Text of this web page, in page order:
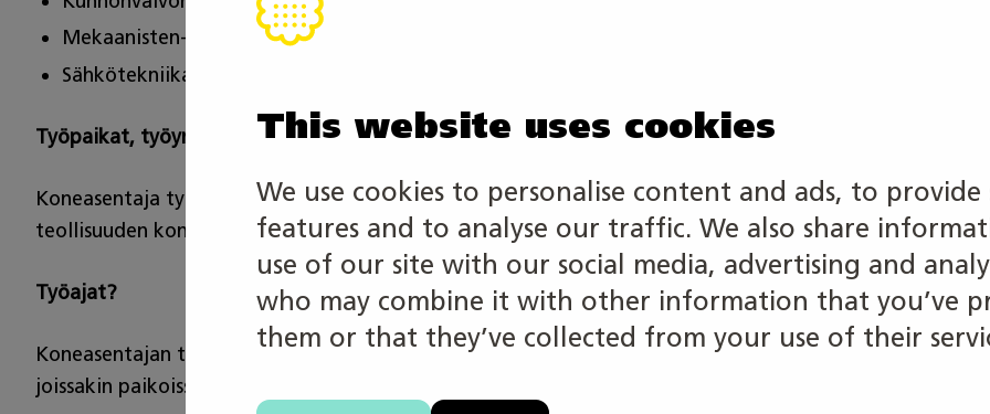
This website uses cookies
We use cookies to personalise content and ads, to provide
features and to analyse our traffic. We also share
use of our site with our social media, advertising and
who may combine it with other information that you’ve
them or that they’ve collected from your use of their
Mekaanisten- ja sähköisten antureiden asennusta, säätöä ja vianhakua
Sähkötekniikan mittauksia – yleismittarin käyttöä
Työpaikat, työympäristö ja alueellisuus?
Koneasentaja työskentelee asennus-, käyttö- ja kunnossapitotehtävissä teollisuuslaitoksissa ja
teollisuuden konepajat, verstaat, telakat, korjaamot ja muut teollisuusyritykset. Työtä on ympäri
Työajat?
Koneasentajan työajat voivat vaihdella työpaikasta ja tehtävästä riippuen. Useimmissa
joissakin paikoissa saattaa olla vuorotyötä.